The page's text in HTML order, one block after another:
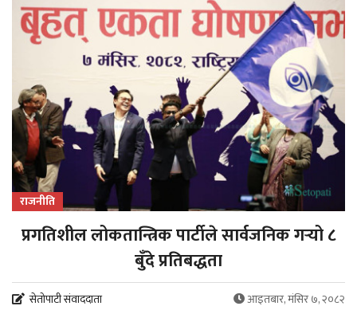
राजनीति
प्रगतिशील लोकतान्त्रिक पार्टीले सार्वजनिक गर्‍यो ८
बुँदे प्रतिबद्धता
सेतोपाटी संवाददाता आइतबार, मंसिर ७, २०८२